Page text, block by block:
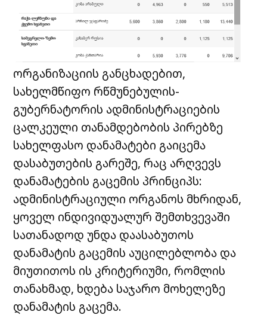
ორგანიზაციის განცხადებით,
სახელმწიფო რწმუნებულის-
გუბერნატორის ადმინისტრაციების
ცალკეული თანამდებობის პირებზე
სახელფასო დანამატები გაიცემა
დასაბუთების გარეშე, რაც არღვევს
დანამატების გაცემის პრინციპს:
ადმინისტრაციული ორგანოს მხრიდან,
ყოველ ინდივიდუალურ შემთხვევაში
სათანადოდ უნდა დაასაბუთოს
დანამატის გაცემის აუცილებლობა და
მიუთითოს ის კრიტერიუმი, რომლის
თანახმად, ხდება საჯარო მოხელეზე
დანამატის გაცემა.